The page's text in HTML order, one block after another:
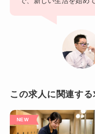
この求人に関連する